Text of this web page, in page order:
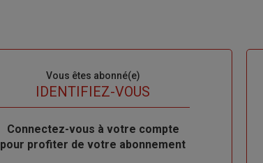
Vous êtes abonné(e)
IDENTIFIEZ-VOUS
Body
Connectez-vous à votre compte
pour profiter de votre abonnement